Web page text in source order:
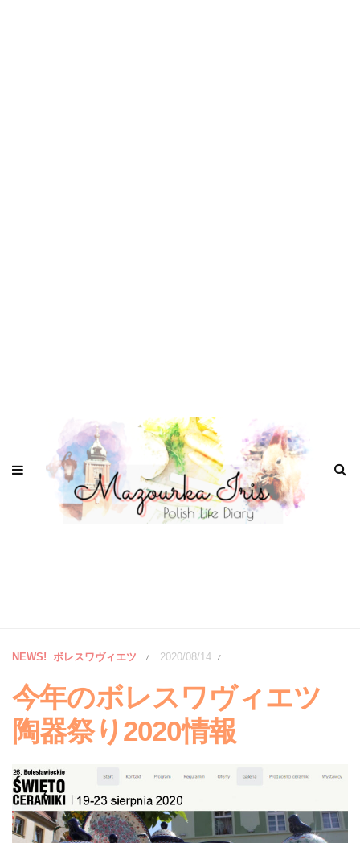
NEWS! ボレスワヴィエツ / 2020/08/14 /
今年のボレスワヴィエツ
陶器祭り2020情報